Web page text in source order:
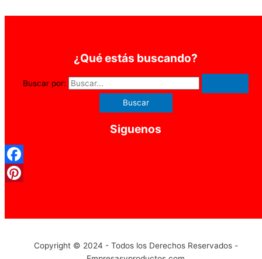
¿Qué estás buscando?
Buscar por:
Siguenos
Copyright © 2024 - Todos los Derechos Reservados -